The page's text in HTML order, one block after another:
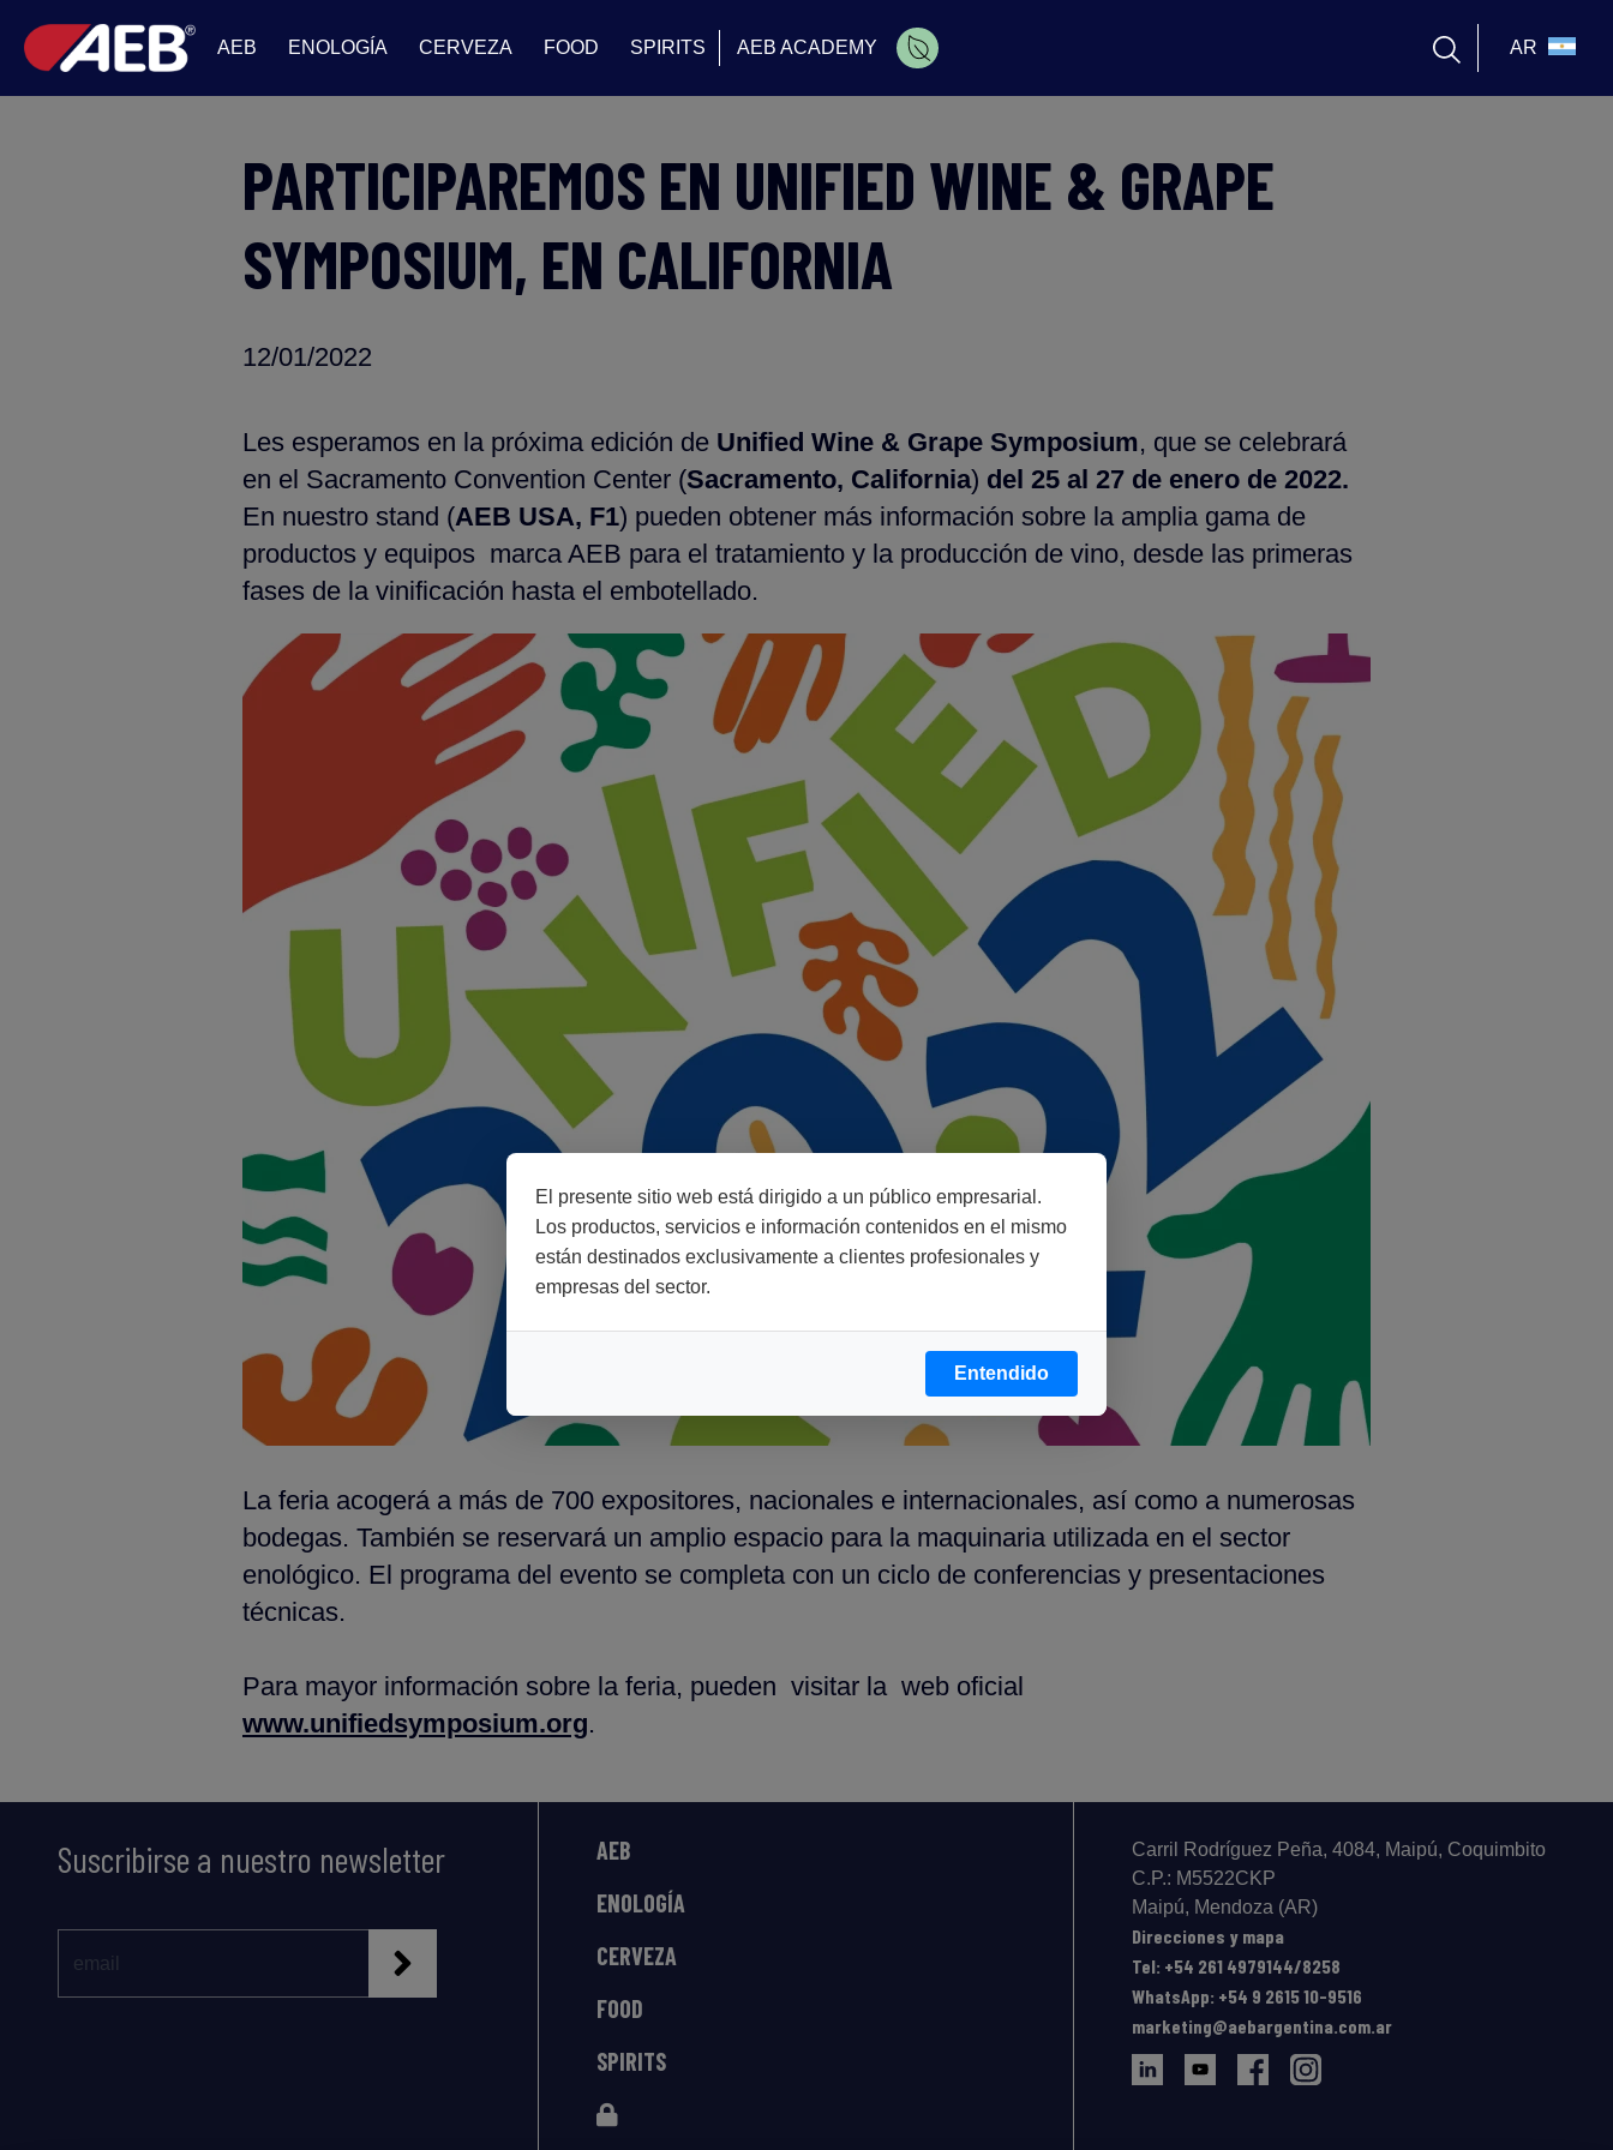
El presente sitio web está dirigido a un público empresarial.
Los productos, servicios e información contenidos en el mismo
están destinados exclusivamente a clientes profesionales y
empresas del sector.
Entendido
AEB ENOLOGÍA CERVEZA FOOD SPIRITS AEB ACADEMY AR
PARTICIPAREMOS EN UNIFIED WINE & GRAPE
SYMPOSIUM, EN CALIFORNIA
12/01/2022
Les esperamos en la próxima edición de Unified Wine & Grape Symposium, que se celebrará
en el Sacramento Convention Center (Sacramento, California) del 25 al 27 de enero de 2022.
En nuestro stand (AEB USA, F1) pueden obtener más información sobre la amplia gama de
productos y equipos marca AEB para el tratamiento y la producción de vino, desde las primeras
fases de la vinificación hasta el embotellado.
La feria acogerá a más de 700 expositores, nacionales e internacionales, así como a numerosas
bodegas. También se reservará un amplio espacio para la maquinaria utilizada en el sector
enológico. El programa del evento se completa con un ciclo de conferencias y presentaciones
técnicas.
Para mayor información sobre la feria, pueden visitar la web oficial
www.unifiedsymposium.org.
Suscribirse a nuestro newsletter
AEB
ENOLOGÍA
CERVEZA
FOOD
SPIRITS
Carril Rodríguez Peña, 4084, Maipú, Coquimbito
C.P.: M5522CKP
Maipú, Mendoza (AR)
Direcciones y mapa
Tel: +54 261 4979144/8258
WhatsApp: +54 9 2615 10-9516
marketing@aebargentina.com.ar